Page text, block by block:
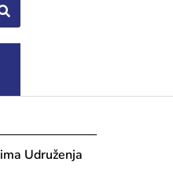
Udruženja